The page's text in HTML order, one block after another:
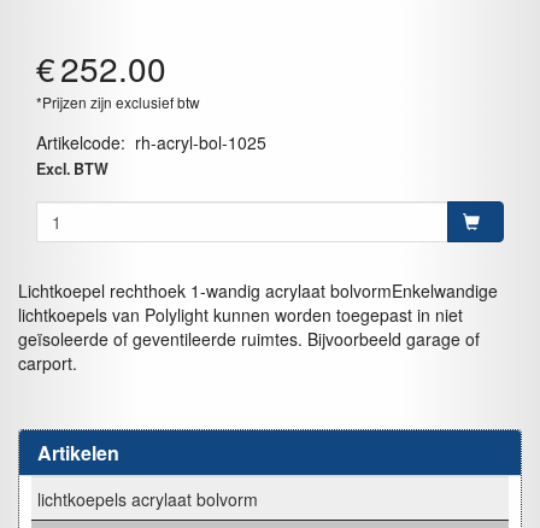
Artikelen
lichtkoepels acrylaat bolvorm
€252.00
*Prijzen zijn exclusief btw
Artikelcode: rh-acryl-bol-1025
Excl. BTW
Lichtkoepel rechthoek 1-wandig acrylaat bolvormEnkelwandige
lichtkoepels van Polylight kunnen worden toegepast in niet
geïsoleerde of geventileerde ruimtes. Bijvoorbeeld garage of
carport.